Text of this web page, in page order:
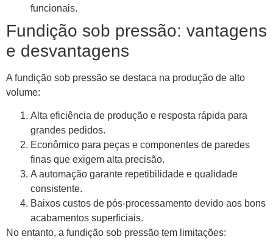
funcionais.
Fundição sob pressão: vantagens
e desvantagens
A fundição sob pressão se destaca na produção de alto
volume:
Alta eficiência de produção e resposta rápida para
grandes pedidos.
Econômico para peças e componentes de paredes
finas que exigem alta precisão.
A automação garante repetibilidade e qualidade
consistente.
Baixos custos de pós-processamento devido aos bons
acabamentos superficiais.
No entanto, a fundição sob pressão tem limitações: